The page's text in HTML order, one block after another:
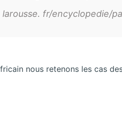
fr/encyclopedie/
nous retenons les cas